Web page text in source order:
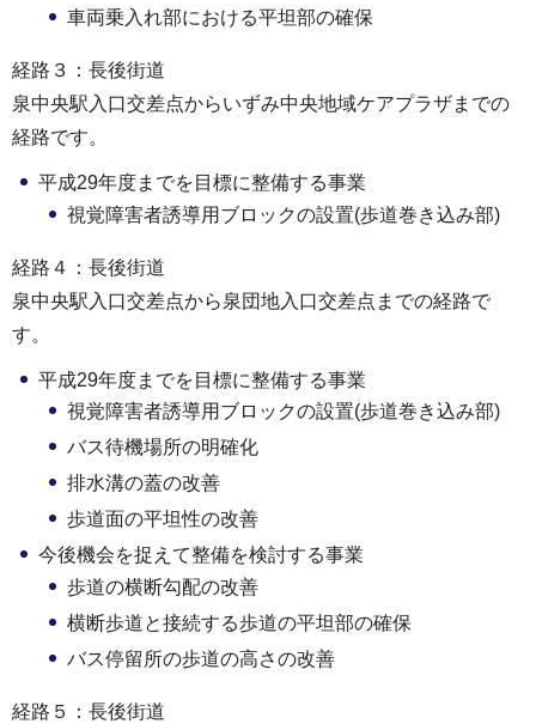
車両乗入れ部における平坦部の確保
経路３：長後街道
泉中央駅入口交差点からいずみ中央地域ケアプラザまでの
経路です。
平成29年度までを目標に整備する事業
視覚障害者誘導用ブロックの設置(歩道巻き込み部)
経路４：長後街道
泉中央駅入口交差点から泉団地入口交差点までの経路で
す。
平成29年度までを目標に整備する事業
視覚障害者誘導用ブロックの設置(歩道巻き込み部)
バス待機場所の明確化
排水溝の蓋の改善
歩道面の平坦性の改善
今後機会を捉えて整備を検討する事業
歩道の横断勾配の改善
横断歩道と接続する歩道の平坦部の確保
バス停留所の歩道の高さの改善
経路５：長後街道